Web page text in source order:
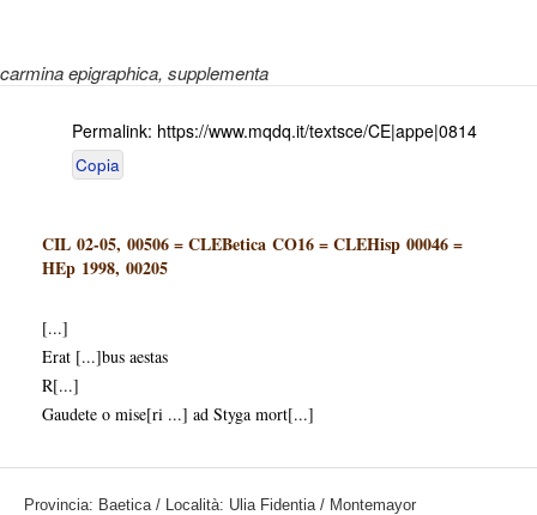
carmina epigraphica, supplementa
Permalink: https://www.mqdq.it/textsce/CE|appe|0814
Copia
CIL 02-05, 00506=CLEBetica CO16=CLEHisp 00046=
HEp 1998, 00205
[...]
Erat [...]bus aestas
R[...]
Gaudete o mise[ri ...] ad Styga mort[...]
Provincia: Baetica / Località: Ulia Fidentia / Montemayor